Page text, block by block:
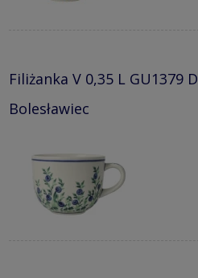
Filiżanka V 0,35 L GU1379
Bolesławiec